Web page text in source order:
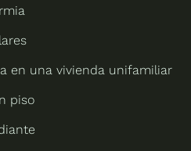
en una vivienda unifamiliar
piso